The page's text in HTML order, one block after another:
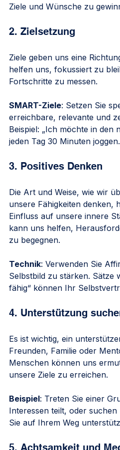
Ziele und Wünsche zu
2. Zielsetzung
Ziele geben uns eine
helfen uns, fokussiert zu
Fortschritte zu messen.
SMART-Ziele: Setzen Sie
erreichbare, relevante und
Beispiel: „Ich möchte in den
jeden Tag 30 Minuten
3. Positives Denken
Die Art und Weise, wie wir
unsere Fähigkeiten denken,
Einfluss auf unsere innere
kann uns helfen,
zu begegnen.
Technik: Verwenden Sie
Selbstbild zu stärken. Sätze
fähig“ können Ihr
4. Unterstützung
Es ist wichtig, ein
Freunden, Familie oder
Menschen können uns
unsere Ziele zu erreichen.
Beispiel: Treten Sie einer
Interessen teilt, oder
Sie auf Ihrem Weg
5. Achtsamkeit und